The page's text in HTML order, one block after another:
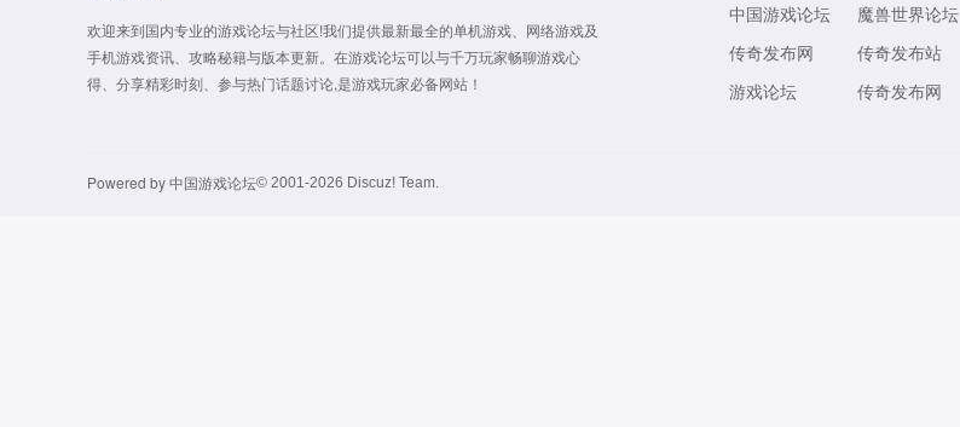
欢迎来到国内专业的游戏论坛与社区!我们提供最新最全的单机游戏、网络游戏及
手机游戏资讯、攻略秘籍与版本更新。在游戏论坛可以与千万玩家畅聊游戏心
得、分享精彩时刻、参与热门话题讨论,是游戏玩家必备网站！
中国游戏论坛
传奇发布网
游戏论坛
魔兽世界论坛
传奇发布站
传奇发布网
Powered by中国游戏论坛© 2001-2026 Discuz! Team.